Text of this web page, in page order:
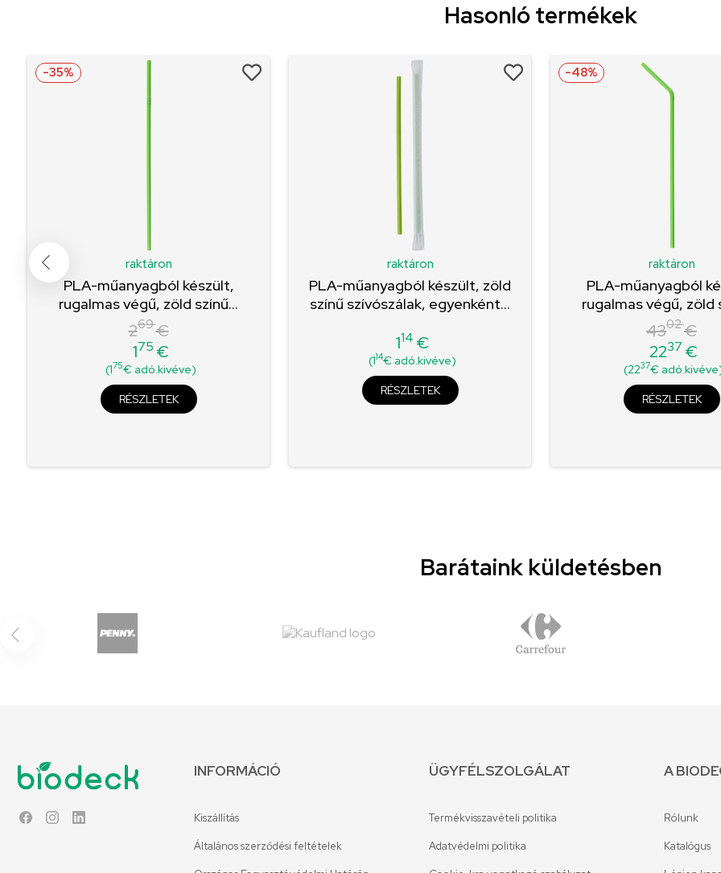
Hasonló termékek
raktáron
PLA-műanyagból készült,
rugalmas végű, zöld színű...
Normál
ár
269€
Ár
175 €
(175€ adó.kivéve)
RÉSZLETEK
-35%
raktáron
PLA-műanyagból készült, zöld
színű szívószálak, egyenként...
Ár
114 €
(114€ adó.kivéve)
RÉSZLETEK
raktáron
PLA-műanyagból
rugalmas végű, zöld
Normál
ár
4302€
Ár
2237 €
(2237€
RÉSZLETEK
-48%
Barátaink küldetésben
FacebookInstagram
INFORMÁCIÓ
Kiszállítás
Általános szerződési feltételek
ÜGYFÉLSZOLGÁLAT
Termékvisszavételi politika
Adatvédelmi politika
A
Rólunk
Katalógus